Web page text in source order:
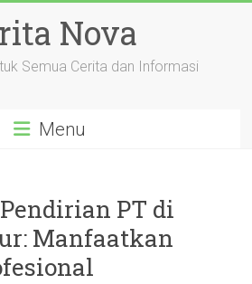
Nova
Semua Cerita dan Informasi
Menu
PT di
Manfaatkan